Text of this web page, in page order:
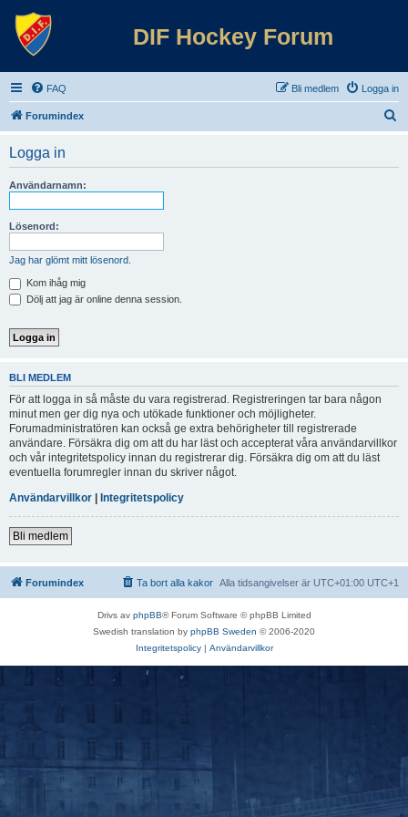
DIF Hockey Forum
FAQ Logga in
Bli medlem
Forumindex
Logga in
Användarnamn:
Lösenord:
Jag har glömt mitt lösenord.
Kom ihåg mig
Dölj att jag är online denna session.
BLI MEDLEM
För att logga in så måste du vara registrerad. Registreringen tar bara någon
minut men ger dig nya och utökade funktioner och möjligheter.
Forumadministratören kan också ge extra behörigheter till registrerade
användare. Försäkra dig om att du har läst och accepterat våra användarvillkor
och vår integritetspolicy innan du registrerar dig. Försäkra dig om att du läst
eventuella forumregler innan du skriver något.
Användarvillkor | Integritetspolicy
Bli medlem
Forumindex Alla tidsangivelser är UTC+01:00 UTC+1
Ta bort alla kakor
Drivs av phpBB® Forum Software © phpBB Limited
Swedish translation by phpBB Sweden © 2006-2020
Integritetspolicy| Användarvillkor